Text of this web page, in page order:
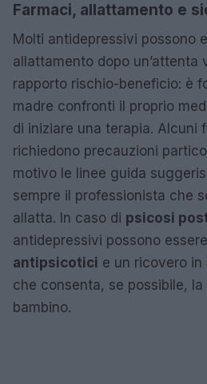
Farmaci, allattamento e
Molti antidepressivi possono
allattamento dopo un’attenta
rapporto rischio-beneficio: è
madre confronti il proprio
di iniziare una terapia. Alcuni
richiedono precauzioni
motivo le linee guida
sempre il professionista che
allatta. In caso di psicosi
antidepressivi possono
antipsicotici e un ricovero
che consenta, se possibile,
bambino.